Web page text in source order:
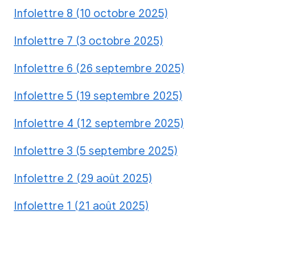
Infolettre 8 (10 octobre 2025)
Infolettre 7 (3 octobre 2025)
Infolettre 6 (26 septembre 2025)
Infolettre 5 (19 septembre 2025)
Infolettre 4 (12 septembre 2025)
Infolettre 3 (5 septembre 2025)
Infolettre 2 (29 août 2025)
Infolettre 1 (21 août 2025)